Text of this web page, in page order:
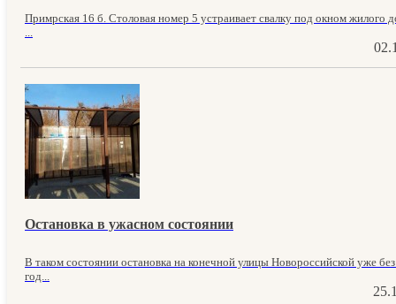
Примрская 16 б. Столовая номер 5 устраивает свалку под окном жилого
Остановка в ужасном состоянии
В таком состоянии остановка на конечной улицы Новороссийской уже
год...